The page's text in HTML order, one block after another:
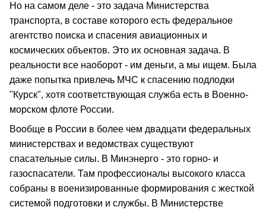
Но на самом деле - это задача Министерства
транспорта, в составе которого есть федеральное
агентство поиска и спасения авиационных и
космических объектов. Это их основная задача. В
реальности все наоборот - им деньги, а мы ищем. Была
даже попытка привлечь МЧС к спасению подлодки
"Курск", хотя соответствующая служба есть в Военно-
морском флоте России.
Вообще в России в более чем двадцати федеральных
министерствах и ведомствах существуют
спасательные силы. В Минэнерго - это горно- и
газоспасатели. Там профессионалы высокого класса
собраны в военизированные формирования с жесткой
системой подготовки и службы. В Министерстве